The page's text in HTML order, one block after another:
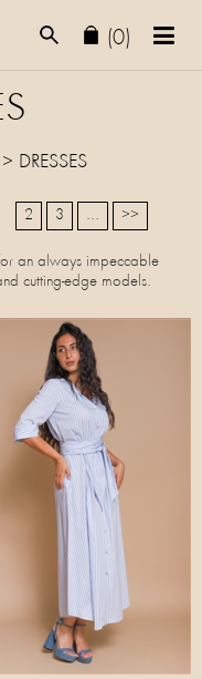
(0)
> DRESSES
2 3 ... >>
an always impeccable
cutting-edge models.